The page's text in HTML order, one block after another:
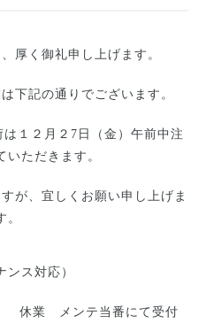
厚く御礼申し上げます。
下記の通りでございます。
１２月２7日（金）午前中注
いただきます。
が、宜しくお願い申し上げま
。
ンス対応）
休業 メンテ当番にて受付